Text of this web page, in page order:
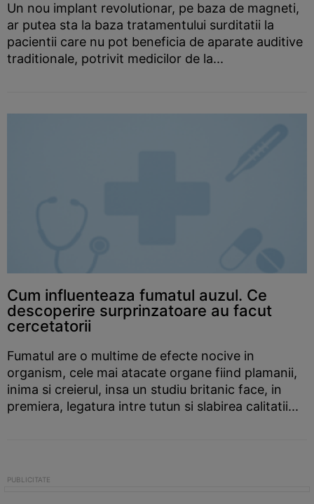
Un nou implant revolutionar, pe baza de magneti,
ar putea sta la baza tratamentului surditatii la
pacientii care nu pot beneficia de aparate auditive
traditionale, potrivit medicilor de la...
Cum influenteaza fumatul auzul. Ce
descoperire surprinzatoare au facut
cercetatorii
Fumatul are o multime de efecte nocive in
organism, cele mai atacate organe fiind plamanii,
inima si creierul, insa un studiu britanic face, in
premiera, legatura intre tutun si slabirea calitatii...